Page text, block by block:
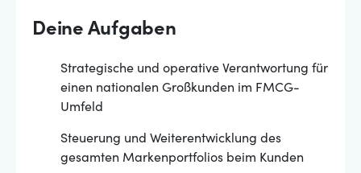
Deine Aufgaben
Strategische und operative Verantwortung für
einen nationalen Großkunden im FMCG-
Umfeld
Steuerung und Weiterentwicklung des
gesamten Markenportfolios beim Kunden